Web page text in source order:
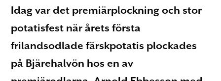
Idag var det premiärplockning och stor
potatisfest när årets första
frilandsodlade färskpotatis plockades
på Bjärehalvön hos en av